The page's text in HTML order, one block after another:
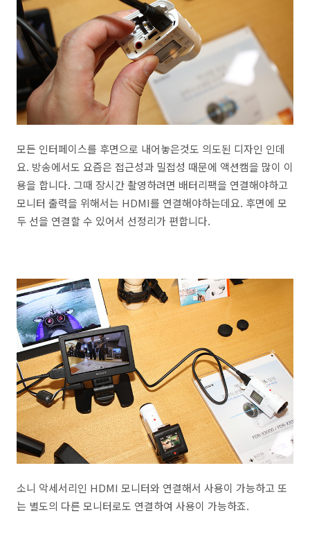
모든 인터페이스를 후면으로 내어놓은것도 의도된 디자인 인데
요. 방송에서도 요즘은 접근성과 밀접성 때문에 액션캠을 많이 이
용을 합니다. 그때 장시간 촬영하려면 배터리팩을 연결해야하고
모니터 출력을 위해서는 HDMI를 연결해야하는데요. 후면에 모
두 선을 연결할 수 있어서 선정리가 편합니다.
소니 악세서리인 HDMI 모니터와 연결해서 사용이 가능하고 또
는 별도의 다른 모니터로도 연결하여 사용이 가능하죠.